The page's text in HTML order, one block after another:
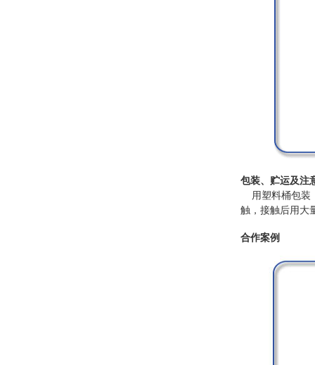
包装、贮运及注
用塑料桶包装
触，接触后用大
合作案例